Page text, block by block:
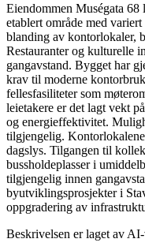
Eiendommen Muségata 68
etablert område med
blanding av kontorlokaler,
Restauranter og kulturelle
gangavstand. Bygget har
krav til moderne
fellesfasiliteter som
leietakere er det lagt vekt
og energieffektivitet.
tilgjengelig.
dagslys. Tilgangen til
bussholdeplasser i
tilgjengelig innen
byutviklingsprosjekter i
oppgradering av
Beskrivelsen er laget av